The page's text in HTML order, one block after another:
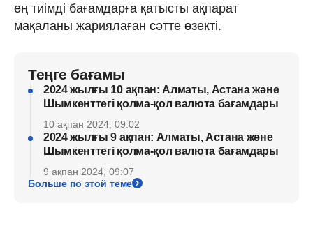
ең тиімді бағамдарға қатысты ақпарат
мақаланы жариялаған сәтте өзекті.
Теңге бағамы
2024 жылғы 10 ақпан: Алматы, Астана және
Шымкенттегі қолма-қол валюта бағамдары
10 ақпан 2024, 09:02
2024 жылғы 9 ақпан: Алматы, Астана және
Шымкенттегі қолма-қол валюта бағамдары
9 ақпан 2024, 09:07
Больше по этой теме